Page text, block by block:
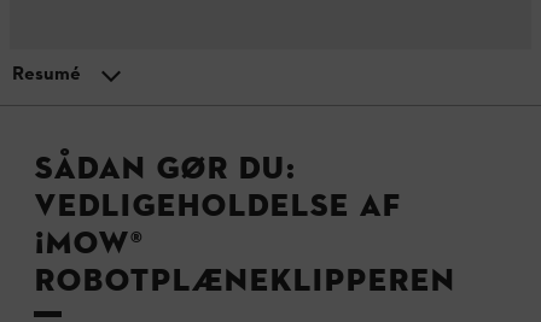
Tips til robotplæneklippere
SÅDAN GØR DU:
VEDLIGEHOLDELSE AF
¡MOW®
ROBOTPLÆNEKLIPPEREN
Resumé
Derfor er regelmæssig vedligeholdelse vigtig
Klargøring af din ¡MOW® til vedligeholdelse
Vedligeholdelsesarbejde og -omkostninger